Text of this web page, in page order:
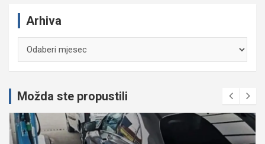
Arhiva
Možda ste propustili